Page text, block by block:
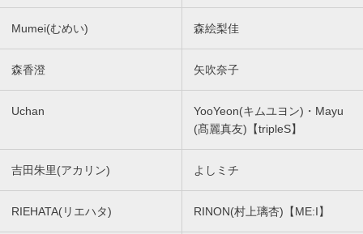
Mumei(むめい) 森絵梨佳
森香澄 矢吹奈子
Uchan
YooYeon(キムユヨン)・Mayu
(髙麗真友)【tripleS】
吉田朱里(アカリン) よしミチ
RIEHATA(リエハタ) RINON(村上璃杏)【ME:I】